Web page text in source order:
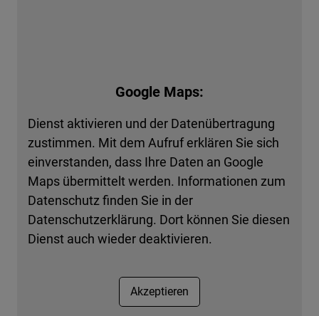
Google Maps:
Dienst aktivieren und der Datenübertragung
zustimmen. Mit dem Aufruf erklären Sie sich
einverstanden, dass Ihre Daten an Google
Maps übermittelt werden. Informationen zum
Datenschutz finden Sie in der
Datenschutzerklärung. Dort können Sie diesen
Dienst auch wieder deaktivieren.
Akzeptieren